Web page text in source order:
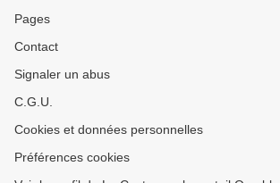
Pages
Contact
Signaler un abus
C.G.U.
Cookies et données personnelles
Préférences cookies